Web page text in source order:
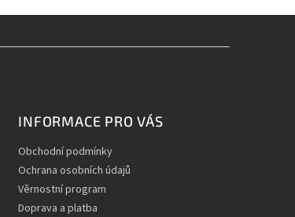
INFORMACE PRO VÁS
Obchodní podmínky
Ochrana osobních údajů
Věrnostní program
Doprava a platba